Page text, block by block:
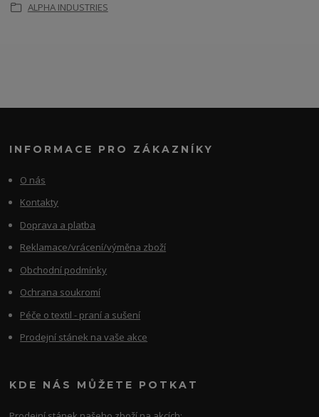
ALPHA INDUSTRIES
INFORMACE PRO ZÁKAZNÍKY
O nás
Kontakty
Doprava a platba
Reklamace/vrácení/výměna zboží
Obchodní podmínky
Ochrana soukromí
Péče o textil - praní a sušení
Prodejní stánek na vaše akce
KDE NÁS MŮŽETE POTKAT